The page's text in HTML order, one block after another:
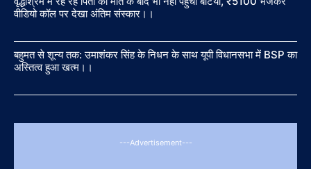
वीडियो कॉल पर देखा अंतिम संस्कार।।
बहुमत से शून्य तक: उमाशंकर सिंह के निधन के साथ यूपी विधानसभा में BSP का
अस्तित्व हुआ खत्म।।
---Advertisement---